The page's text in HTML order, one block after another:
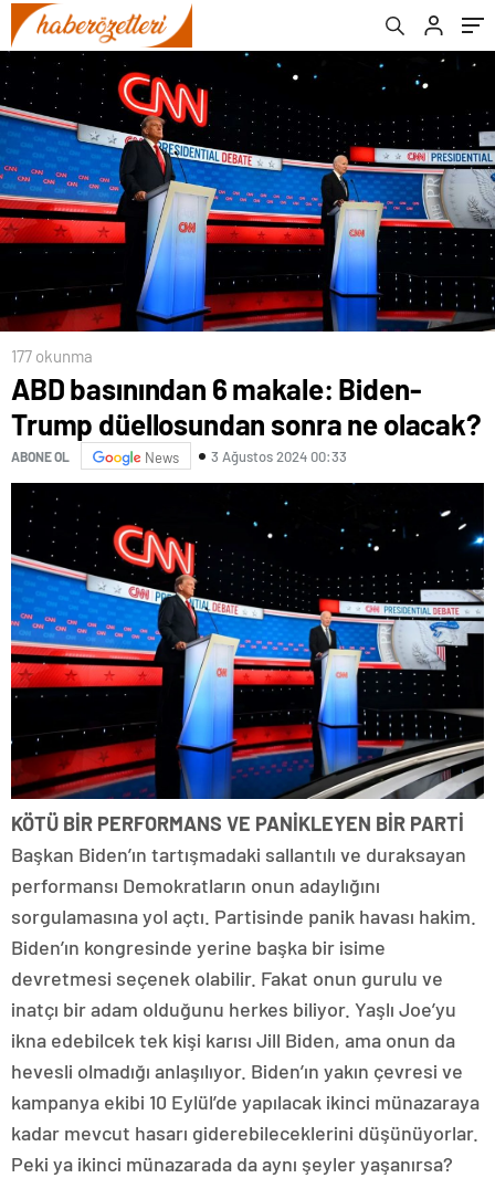
177 okunma
ABD basınından 6 makale: Biden-
Trump düellosundan sonra ne olacak?
ABONE OL News 3 Ağustos 2024 00:33
KÖTÜ BİR PERFORMANS VE PANİKLEYEN BİR PARTİ
Başkan Biden’ın tartışmadaki sallantılı ve duraksayan
performansı Demokratların onun adaylığını
sorgulamasına yol açtı. Partisinde panik havası hakim.
Biden’ın kongresinde yerine başka bir isime
devretmesi seçenek olabilir. Fakat onun gurulu ve
inatçı bir adam olduğunu herkes biliyor. Yaşlı Joe’yu
ikna edebilcek tek kişi karısı Jill Biden, ama onun da
hevesli olmadığı anlaşılıyor. Biden’ın yakın çevresi ve
kampanya ekibi 10 Eylül’de yapılacak ikinci münazaraya
kadar mevcut hasarı giderebileceklerini düşünüyorlar.
Peki ya ikinci münazarada da aynı şeyler yaşanırsa?